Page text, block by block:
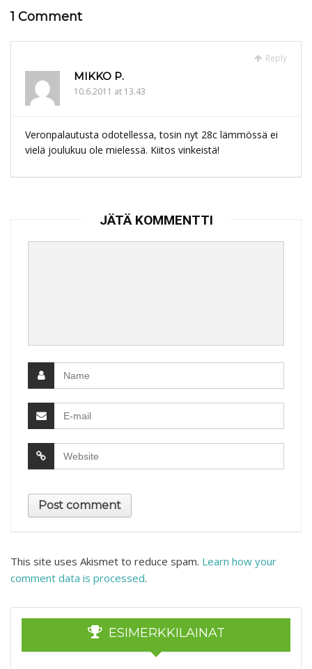
1 Comment
Reply
MIKKO P.
10.6.2011 at 13.43
Veronpalautusta odotellessa, tosin nyt 28c lämmössä ei
vielä joulukuu ole mielessä. Kiitos vinkeistä!
JÄTÄ KOMMENTTI
This site uses Akismet to reduce spam. Learn how your
comment data is processed.
ESIMERKKILAINAT